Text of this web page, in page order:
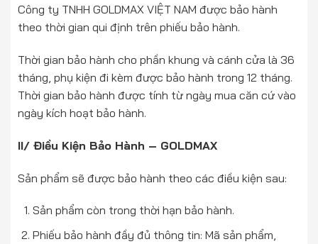
Công ty TNHH GOLDMAX VIỆT NAM được bảo hành
theo thời gian qui định trên phiếu bảo hành.
Thời gian bảo hành cho phần khung và cánh cửa là 36
tháng, phụ kiện đi kèm được bảo hành trong 12 tháng.
Thời gian bảo hành được tính từ ngày mua căn cứ vào
ngày kích hoạt bảo hành.
II/ Điều Kiện Bảo Hành – GOLDMAX
Sản phẩm sẽ được bảo hành theo các điều kiện sau:
Sản phẩm còn trong thời hạn bảo hành.
Phiếu bảo hành đầy đủ thông tin: Mã sản phẩm,